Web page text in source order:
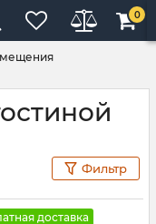
0
Фильтр
доставка